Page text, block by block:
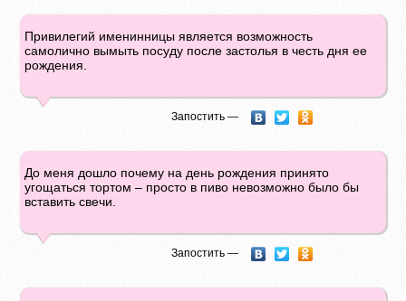
Привилегий именинницы является возможность
самолично вымыть посуду после застолья в честь дня ее
рождения.
Запостить —
До меня дошло почему на день рождения принято
угощаться тортом – просто в пиво невозможно было бы
вставить свечи.
Запостить —